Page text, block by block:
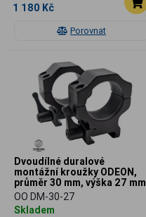
Porovnat
1 180 Kč
Dvoudílné duralové
montážní kroužky ODEON,
průměr 30 mm, výška 27 mm
OO DM-30-27
Skladem